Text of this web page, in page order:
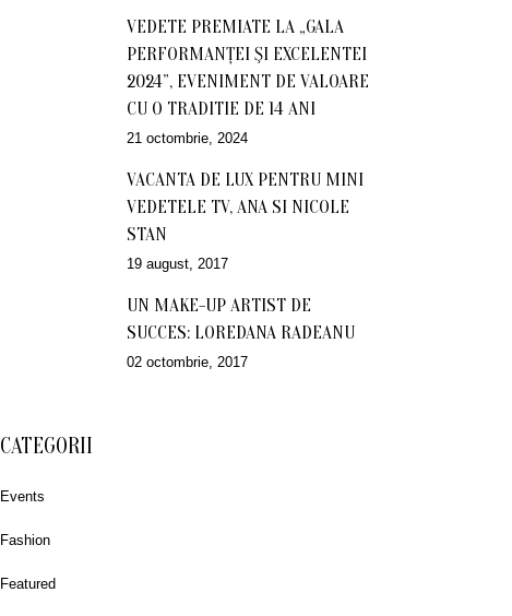
VEDETE PREMIATE LA „GALA
PERFORMANŢEI ŞI EXCELENTEI
2024”, EVENIMENT DE VALOARE
CU O TRADITIE DE 14 ANI
21 octombrie, 2024
VACANTA DE LUX PENTRU MINI
VEDETELE TV, ANA SI NICOLE
STAN
19 august, 2017
UN MAKE-UP ARTIST DE
SUCCES: LOREDANA RADEANU
02 octombrie, 2017
CATEGORII
Events
Fashion
Featured